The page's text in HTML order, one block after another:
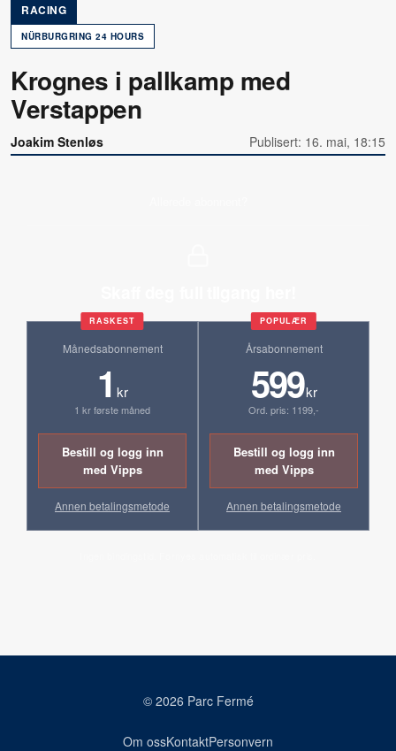
RACING
NÜRBURGRING 24 HOURS
Krognes i pallkamp med
Verstappen
Joakim Stenløs Publisert: 16. mai, 18:15
RASKEST
Månedsabonnement
1 kr
1 kr første måned
Bestill og logg inn
med Vipps
Annen betalingsmetode
POPULÆR
Årsabonnement
599kr
Ord. pris: 1199,-
Bestill og logg inn
med Vipps
Annen betalingsmetode
© 2026 Parc Fermé
Om ossKontaktPersonvern